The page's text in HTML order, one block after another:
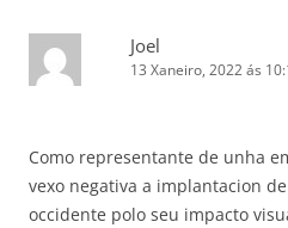
Joel
13 Xaneiro, 2022 ás
Como representante de unha
vexo negativa a implantacion
occidente polo seu impacto